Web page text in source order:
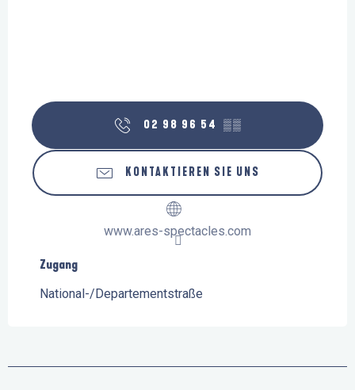
02 98 96 54 ▒▒
KONTAKTIEREN SIE UNS
www.ares-spectacles.com
Zugang
Zugang
National-/Departementstraße